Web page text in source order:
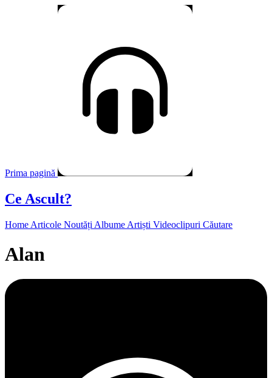
Prima pagină
Ce Ascult?
Home Articole Noutăți Albume Artiști Videoclipuri Căutare
Alan